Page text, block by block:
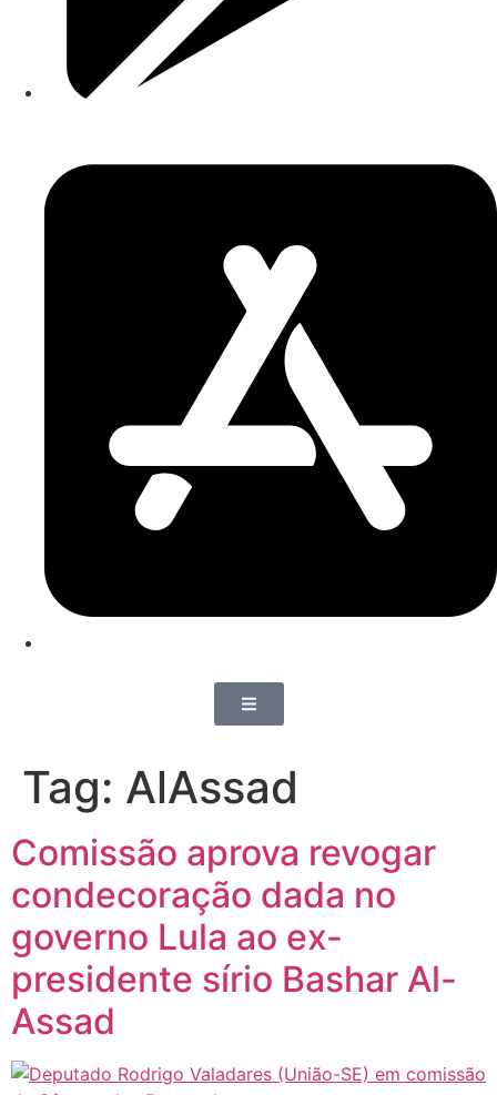
Tag: AlAssad
Comissão aprova revogar
condecoração dada no
governo Lula ao ex-
presidente sírio Bashar Al-
Assad